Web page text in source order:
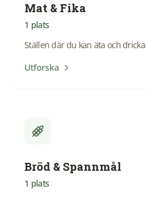
Mat & Fika
1 plats
Ställen där du kan äta och
Utforska
Bröd & Spannmål
1 plats